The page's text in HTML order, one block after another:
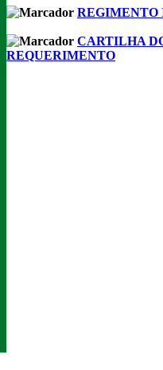
REGIMENTO
CARTILHA
REQUERIMENTO